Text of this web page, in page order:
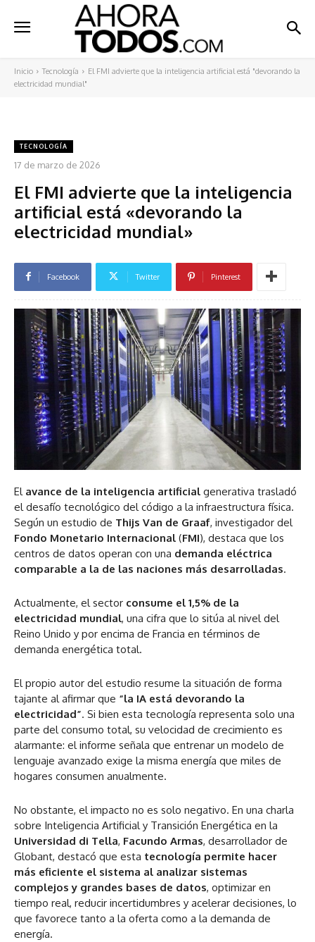
Inicio Tecnología
El FMI advierte que la inteligencia artificial está "devorando la
electricidad mundial"
TECNOLOGÍA
17 de marzo de 2026
El FMI advierte que la inteligencia
artificial está «devorando la
electricidad mundial»
Facebook Twitter Pinterest
El avance de la inteligencia artificial generativa trasladó
el desafío tecnológico del código a la infraestructura física.
Según un estudio de Thijs Van de Graaf, investigador del
Fondo Monetario Internacional (FMI), destaca que los
centros de datos operan con una demanda eléctrica
comparable a la de las naciones más desarrolladas.
Actualmente, el sector consume el 1,5% de la
electricidad mundial, una cifra que lo sitúa al nivel del
Reino Unido y por encima de Francia en términos de
demanda energética total.
El propio autor del estudio resume la situación de forma
tajante al afirmar que “la IA está devorando la
electricidad”. Si bien esta tecnología representa solo una
parte del consumo total, su velocidad de crecimiento es
alarmante: el informe señala que entrenar un modelo de
lenguaje avanzado exige la misma energía que miles de
hogares consumen anualmente.
No obstante, el impacto no es solo negativo. En una charla
sobre Inteligencia Artificial y Transición Energética en la
Universidad di Tella, Facundo Armas, desarrollador de
Globant, destacó que esta tecnología permite hacer
más eficiente el sistema al analizar sistemas
complejos y grandes bases de datos, optimizar en
tiempo real, reducir incertidumbres y acelerar decisiones, lo
que favorece tanto a la oferta como a la demanda de
energía.